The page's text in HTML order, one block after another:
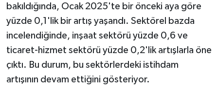
bakıldığında, Ocak 2025'te bir önceki aya göre
yüzde 0,1'lik bir artış yaşandı. Sektörel bazda
incelendiğinde, inşaat sektörü yüzde 0,6 ve
ticaret-hizmet sektörü yüzde 0,2'lik artışlarla öne
çıktı. Bu durum, bu sektörlerdeki istihdam
artışının devam ettiğini gösteriyor.